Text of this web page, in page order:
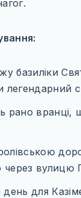
базиліки
легендарний
рано вранці,
вулицю
день для